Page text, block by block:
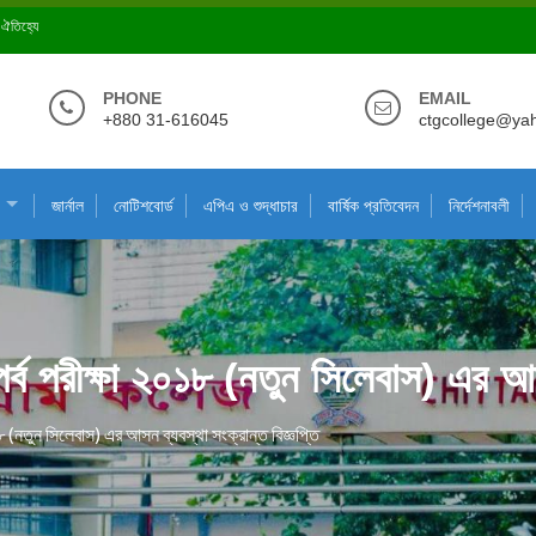
ঐতিহ্যে
PHONE
+880 31-616045
EMAIL
জার্নাল নোটিশবোর্ড এপিএ ও শুদ্ধাচার বার্ষিক প্রতিবেদন নির্দেশনাবলী
পর্ব পরীক্ষা ২০১৮ (নতুন সিলেবাস) এর
(নতুন সিলেবাস) এর আসন ব্যবস্থা সংক্রান্ত বিজ্ঞপ্তি